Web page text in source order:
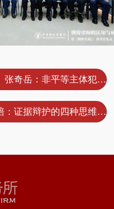
上一篇 ：尚权研究丨杨岚、张奇岳：非平等主体犯罪的入罪逻辑与证据审查问题
下一篇 ：尚权研究丨蔡元培：证据辩护的四种思维——从“破”到“立”的专业化进阶